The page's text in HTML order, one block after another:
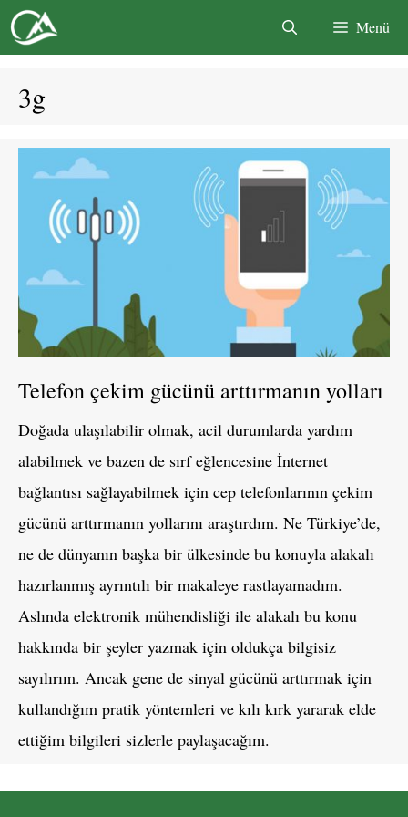
İçeriğe
atla
Menü
3g
Telefon çekim gücünü arttırmanın yolları
Doğada ulaşılabilir olmak, acil durumlarda yardım
alabilmek ve bazen de sırf eğlencesine İnternet
bağlantısı sağlayabilmek için cep telefonlarının çekim
gücünü arttırmanın yollarını araştırdım. Ne Türkiye’de,
ne de dünyanın başka bir ülkesinde bu konuyla alakalı
hazırlanmış ayrıntılı bir makaleye rastlayamadım.
Aslında elektronik mühendisliği ile alakalı bu konu
hakkında bir şeyler yazmak için oldukça bilgisiz
sayılırım. Ancak gene de sinyal gücünü arttırmak için
kullandığım pratik yöntemleri ve kılı kırk yararak elde
ettiğim bilgileri sizlerle paylaşacağım.